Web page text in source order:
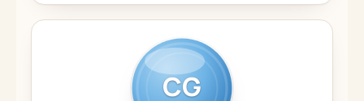
CG